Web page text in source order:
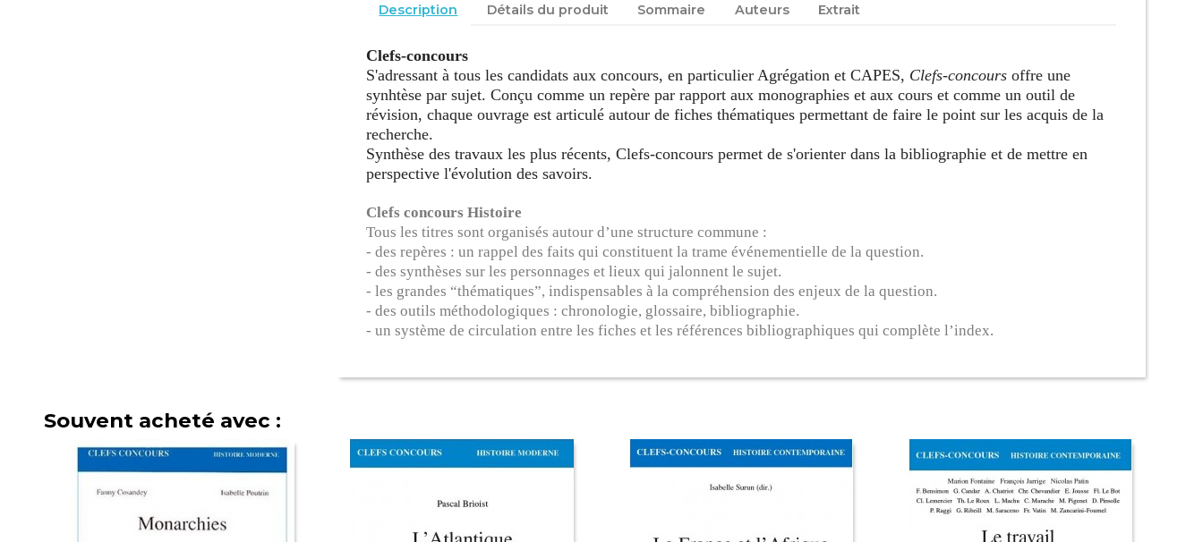
Description Détails du produit Sommaire Auteurs Extrait
Clefs-concours
S'adressant à tous les candidats aux concours, en particulier Agrégation et CAPES, Clefs-concoursoffre une
synhtèse par sujet. Conçu comme un repère par rapport aux monographies et aux cours et comme un outil de
révision, chaque ouvrage est articulé autour de fiches thématiques permettant de faire le point sur les acquis de la
recherche.
Synthèse des travaux les plus récents, Clefs-concours permet de s'orienter dans la bibliographie et de mettre en
perspective l'évolution des savoirs.
Clefs concours Histoire
Tous les titres sont organisés autour d’une structure commune :
- des repères : un rappel des faits qui constituent la trame événementielle de la question.
- des synthèses sur les personnages et lieux qui jalonnent le sujet.
- les grandes “thématiques”, indispensables à la compréhension des enjeux de la question.
- des outils méthodologiques : chronologie, glossaire, bibliographie.
- un système de circulation entre les fiches et les références bibliographiques qui complète l’index.
Souvent acheté avec :